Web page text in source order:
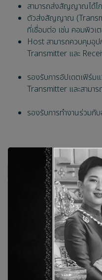
สามารถส่งสัญญาณได้ไ
ตัวส่งสัญญาณ
ที่เชื่อมต่อ เช่น คอมพิวเ
Host สามารถควบคุมอุ
Transmitter และ
รองรับการอัปเดตเฟิร์
Transmitter และสามาร
รองรับการทำงานร่วม
CH-730TX cyp USB
คะแนน
ยังไม่มีคะแนนและรีวิว